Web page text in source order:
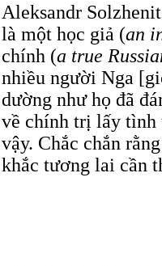
Aleksandr
là một học giả (an
chính (a true
nhiều người Nga
dường như họ đã
về chính trị lấy tình
vậy. Chắc chắn
khắc tương lai cần